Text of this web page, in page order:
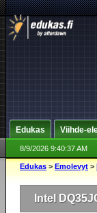
Edukas Viihde-
8/9/2026 9:40:37 AM
Edukas > Emolevyt >
Intel